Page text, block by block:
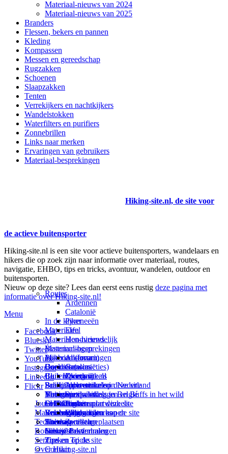
Materiaal-nieuws van 2024
Materiaal-nieuws van 2025
Branders
Flessen, bekers en pannen
Kleding
Kompassen
Messen en gereedschap
Rugzakken
Schoenen
Slaapzakken
Tenten
Verrekijkers en nachtkijkers
Wandelstokken
Waterfilters en purifiers
Zonnebrillen
Links naar merken
Ervaringen van gebruikers
Materiaal-besprekingen
Hiking-site.nl, de site voor
de actieve buitensporter
Hiking-site.nl is een site voor actieve buitensporters, wandelaars en
hikers die op zoek zijn naar informatie over materiaal, routes,
navigatie, EHBO, tips en tricks, avontuur, wandelen, outdoor en
buitensporten.
Nieuw op deze site? Lees dan eerst eens rustig deze pagina met
informatie over Hiking-site.nl!
Menu
Facebook
Bluesky
Twitter
YouTube
Instagram
LinkedIn
Flickr
Jouw Hiking-site.nl
Prikbord (forum)
Goodies (winacties)
Club Hiking-site.nl
Schrijfblok-artikelen
Virtuele exposities
Fotoalbums
Materialen: kiezen en kopen
In de kijker
Materialen
Materialen-nieuws
Materiaal-besprekingen
Materiaal-ervaringen
Boekrecensies
Buitensportwinkels
Buitensportwinkels in Nederland
Buitensportwinkels in Belgié
Online buitensportwinkels
Reisboekhandels
Technieken
Navigatie
EHBO
Verzorging
Thema-artikelen
Routes en Bestemmingen
Routes
Ardennen
Catalonië
Pyreneeën
Eifel
Hondvriendelijk
Bestemmingen
Andorra
Catalonië
Zweden
Paalkamperen
Thema-artikelen
Andorra
Catalonië
Zweden
Schrijfblokverhalen
Service
Buitensportvacatures
Buitensportstageplaatsen
Links
Tips en Tricks
Over Hiking-site.nl
Deze site
Over mij
Adverteren op deze site
Summit-vlaggen en Buffs in het wild
Linken naar deze site
Wijzigingen aan de site
Sitemap
Nieuwsbrief
Zoeken op de site
Contact